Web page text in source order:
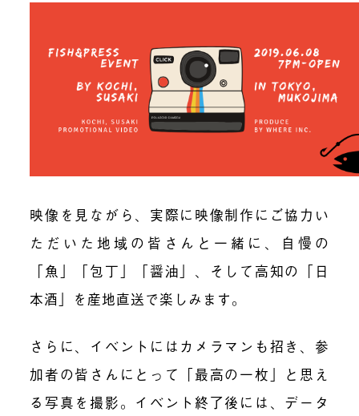
映像を見ながら、実際に映像制作にご協力い
ただいた地域の皆さんと一緒に、自慢の
「魚」「包丁」「醤油」、そして高知の「日
本酒」を産地直送で楽しみます。
さらに、イベントにはカメラマンも招き、参
加者の皆さんにとって「最高の一枚」と思え
る写真を撮影。イベント終了後には、データ